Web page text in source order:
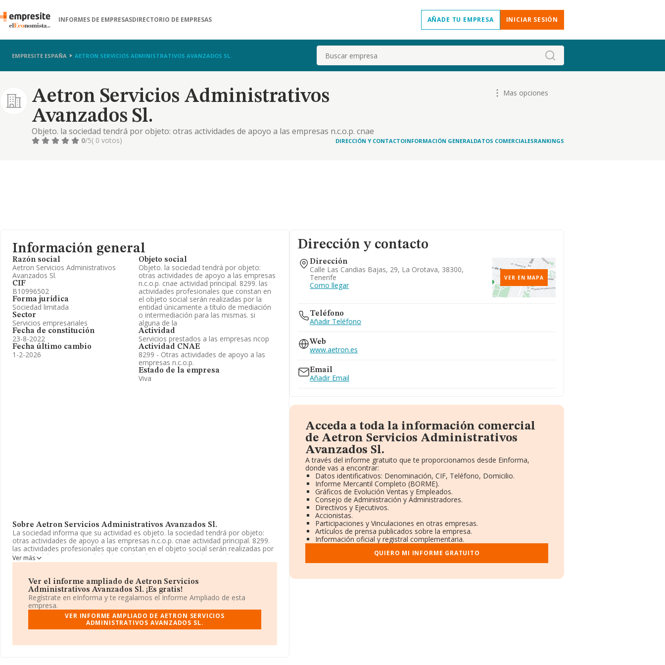
INFORMES DE EMPRESASDIRECTORIO DE EMPRESAS AÑADE TU EMPRESA INICIAR SESIÓN
EMPRESITE ESPAÑA AETRON SERVICIOS ADMINISTRATIVOS AVANZADOS SL. Buscar
Aetron Servicios Administrativos
Avanzados Sl.
Objeto. la sociedad tendrá por objeto: otras actividades de apoyo a las empresas n.c.o.p. cnae
actividad principal. 8299. las actividades profesionales que constan en el objeto social serán
Mas opciones
0/5( 0 votos) DIRECCIÓN Y CONTACTOINFORMACIÓN GENERALDATOS COMERCIALESRANKINGS
Información general
Razón social
Aetron Servicios Administrativos
Avanzados Sl.
CIF
B10996502
Forma jurídica
Sociedad limitada
Sector
Servicios empresariales
Fecha de constitución
23-8-2022
Fecha último cambio
1-2-2026
Objeto social
Objeto. la sociedad tendrá por objeto:
otras actividades de apoyo a las empresas
n.c.o.p. cnae actividad principal. 8299. las
actividades profesionales que constan en
el objeto social serán realizadas por la
entidad únicamente a título de mediación
o intermediación para las mismas. si
alguna de la
Actividad
Servicios prestados a las empresas ncop
Actividad CNAE
8299 - Otras actividades de apoyo a las
empresas n.c.o.p.
Estado de la empresa
Viva
Sobre Aetron Servicios Administrativos Avanzados Sl.
La sociedad informa que su actividad es objeto. la sociedad tendrá por objeto:
otras actividades de apoyo a las empresas n.c.o.p. cnae actividad principal. 8299.
las actividades profesionales que constan en el objeto social serán realizadas por
la entidad únicamente a título de mediación o intermediación para las mismas. si
alguna de la. La empresa es una Sociedad Limitada. Tiene CNAE: 8299 - 'Otras
mercados exteriores.
El número de empleados se ha incrementado un 17% y teniendo en cuenta la
información disponible en INFORMA, ha dispuesto de un número de empleados
por encima de la media de sector.
Acerca de la información en los distintos rankings: en 2024 la empresa ha caído 56
anterior. Éstas son algunas de las empresas que la superan en el ranking de
Ver más
Ver el informe ampliado de Aetron Servicios
Administrativos Avanzados Sl. ¡Es gratis!
Regístrate en eInforma y te regalamos el Informe Ampliado de esta
empresa.
VER INFORME AMPLIADO DE AETRON SERVICIOS
ADMINISTRATIVOS AVANZADOS SL.
Dirección y contacto
Dirección
Calle Las Candias Bajas, 29, La Orotava, 38300,
Tenerife
Como llegar
VER EN MAPA
Teléfono
Añadir Teléfono
Web
www.aetron.es
Email
Añadir Email
Acceda a toda la información comercial
de Aetron Servicios Administrativos
Avanzados Sl.
A través del informe gratuito que te proporcionamos desde Einforma,
donde vas a encontrar:
Datos identificativos: Denominación, CIF, Teléfono, Domicilio.
Informe Mercantil Completo (BORME).
Gráficos de Evolución Ventas y Empleados.
Consejo de Administración y Administradores.
Directivos y Ejecutivos.
Accionistas.
Participaciones y Vinculaciones en otras empresas.
Artículos de prensa publicados sobre la empresa.
Información oficial y registral complementaria.
QUIERO MI INFORME GRATUITO